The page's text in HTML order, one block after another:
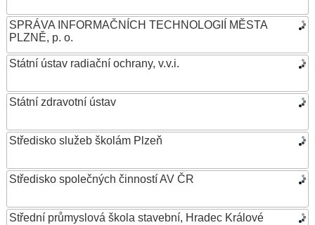
SPRÁVA INFORMAČNÍCH TECHNOLOGIÍ MĚSTA
PLZNĚ, p. o.
Státní ústav radiační ochrany, v.v.i.
Státní zdravotní ústav
Středisko služeb školám Plzeň
Středisko společných činností AV ČR
Střední průmyslová škola stavební, Hradec Králové